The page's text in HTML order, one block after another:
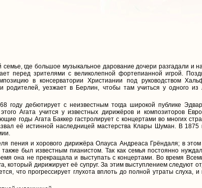
семье, где большое музыкальное дарование дочери разгадали и
перед зрителями с великолепной фортепианной игрой.
в консерватории Христиании под руководством
уезжает в Берлин, чтобы там учиться у одного из
году дебютирует с неизвестным тогда широкой публике
Агата учится у известных дирижёров и композиторов
годы Агата Баккер гастролирует с концертами во многих
её истинной наследницей мастерства Клары Шуман. В 1875
пения и хорового дирижёра Олауса Андреаса Грёндаля; в
был известным пианистом. Так как семья постоянно
она не прекращала и выступать с концертами. Во время
который дирижирует её супруг. За этим выступлением следуют
что прогрессирует глухота вплоть до полной утраты слуха,